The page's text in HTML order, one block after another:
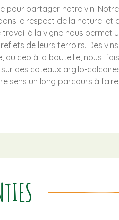
pour partager notre vin. Notre
le respect de la nature et
travail à la vigne nous permet
de leurs terroirs. Des
du cep à la bouteille, nous
des coteaux argilo-
sens un long parcours à